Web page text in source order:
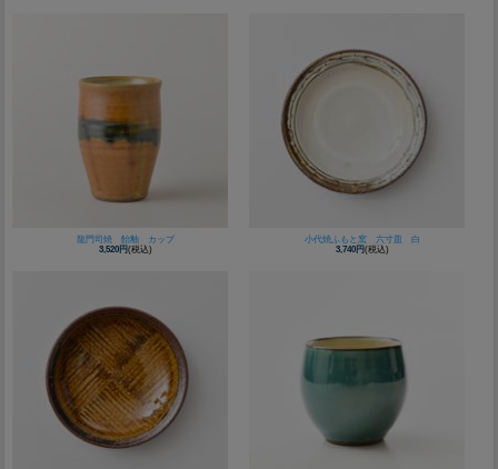
龍門司焼 飴釉 カップ
3,520円(税込)
小代焼ふもと窯 六寸皿 白
3,740円(税込)